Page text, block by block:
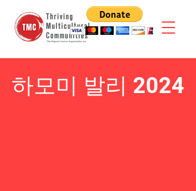
하모미 발리 2024